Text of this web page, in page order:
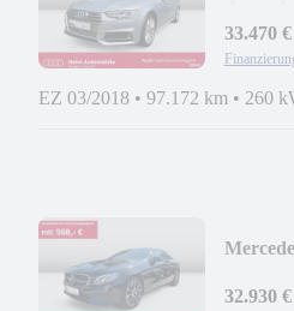
33.470 €
EZ 03/2018 • 97.172 km • 260
32.930 €